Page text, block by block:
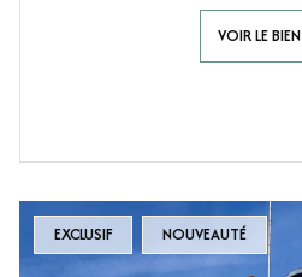
VOIR LE BIEN
EXCLUSIF NOUVEAUTÉ